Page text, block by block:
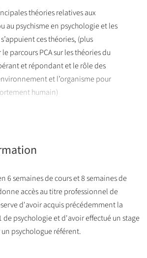
jusque la personne âgée - handicapée
place grandissante aux interventions,
individualisés, à la mise en place
sociale et scolaire. La réalisation
en charge et de développement de
de qualité est une priorité à
2 du 2 Janvier 2002 rénovant
sociale).
ces exigences, élaboration de
individualisée, évaluation des
des évaluations, développement
Analyste du Comportement est
variée.
théories relatives aux
au psychisme en psychologie et les
ces théories, (plus
parcours PCA sur les théories du
et répondant et le rôle des
et l’organisme pour
humain)
une conscience critique sur ces
6 semaines de cours et 8 semaines de
accès au titre professionnel de
d'avoir acquis précédemment la
de psychologie et d'avoir effectué un stage
psychologue référent.